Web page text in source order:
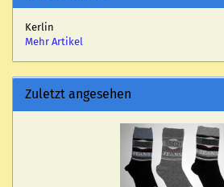
Kerlin
Mehr Artikel
Zuletzt angesehen